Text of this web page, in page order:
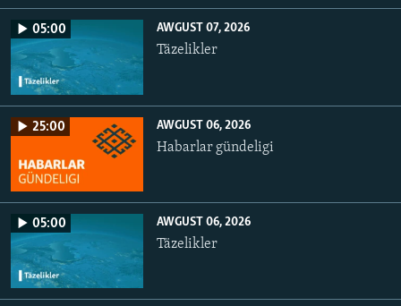
05:00 AWGUST 07, 2026
Täzelikler
25:00 AWGUST 06, 2026
Habarlar gündeligi
05:00 AWGUST 06, 2026
Täzelikler